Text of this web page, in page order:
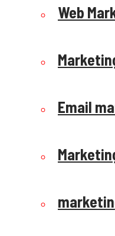
Web
Email